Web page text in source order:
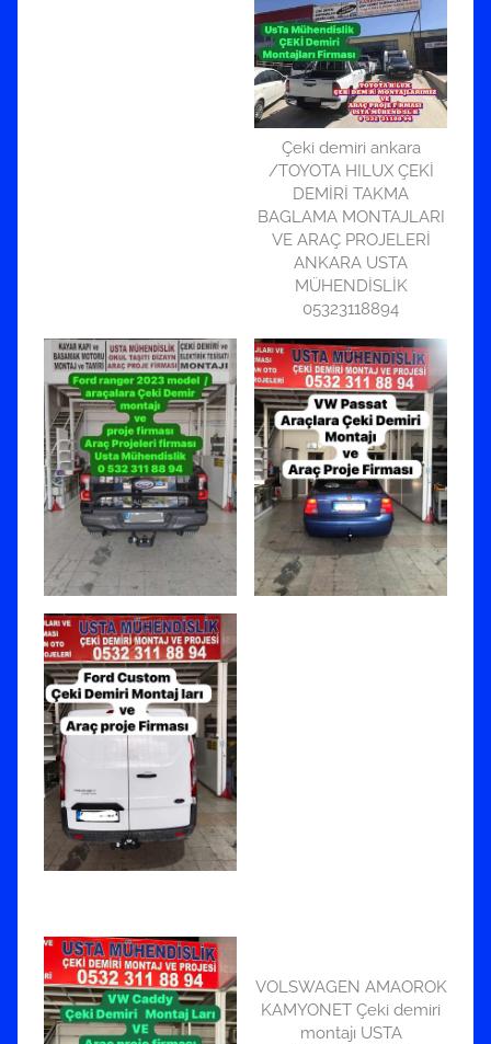
Çeki demiri ankara
/TOYOTA HILUX ÇEKİ
DEMİRİ TAKMA
BAGLAMA MONTAJLARI
VE ARAÇ PROJELERİ
ANKARA USTA
MÜHENDİSLİK
05323118894
VOLSWAGEN AMAOROK
KAMYONET Çeki demiri
montajı USTA